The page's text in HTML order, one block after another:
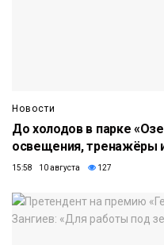
Новости
До холодов в парке
освещения, тренажёры
15:58 10 августа 127